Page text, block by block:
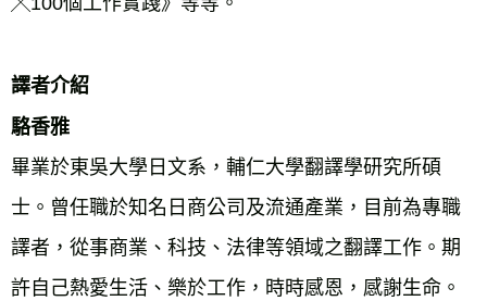
譯者介紹
駱香雅
畢業於東吳大學日文系，輔仁大學翻譯學研究所碩
士。曾任職於知名日商公司及流通產業，目前為專職
譯者，從事商業、科技、法律等領域之翻譯工作。期
許自己熱愛生活、樂於工作，時時感恩，感謝生命。